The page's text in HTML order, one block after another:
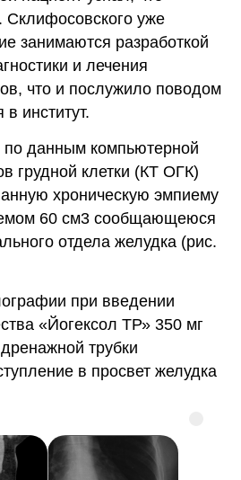
уже
занимаются разработкой
и лечения
что и послужило поводом
институт.
данным компьютерной
грудной клетки (КТ ОГК)
хроническую эмпиему
60 см3 сообщающеюся
отдела желудка (рис.
при введении
«Йогексол ТР» 350 мг
трубки
в просвет желудка